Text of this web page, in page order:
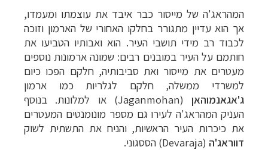
המהראג'ה של מייסור כבר איבד את עוצמתו ומעמדו,
אך הוא עדיין מתגורר בחלקו האחורי של הארמון וזוכה
לכבוד רב מידי תושבי העיר. הוא ואבותיו הטביעו את
חותמם על העיר במובנים רבים: שמונה ארמונות נוספים
מעטרים את מייסור ואת סביבותיה, חלקם הפכו כיום
למשרדי ממשלה, חלקם לגלריות כמו ארמון
ג'אגאנמוהאן
Jaganmohan)) או למלונות. בנוסף
העניק המהראג'ה לעירו גם מספר מונומנטים המעטרים
את כיכרות העיר הראשיות, והניח את התשתית לשוק
דווראג'ה (
Devaraja) הססגוני.